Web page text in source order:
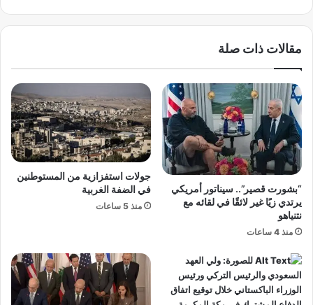
أمريكي
في لقائه مع
جولات استفزازية من المستوطنين
في الضفة الغربية
منذ 5 ساعات